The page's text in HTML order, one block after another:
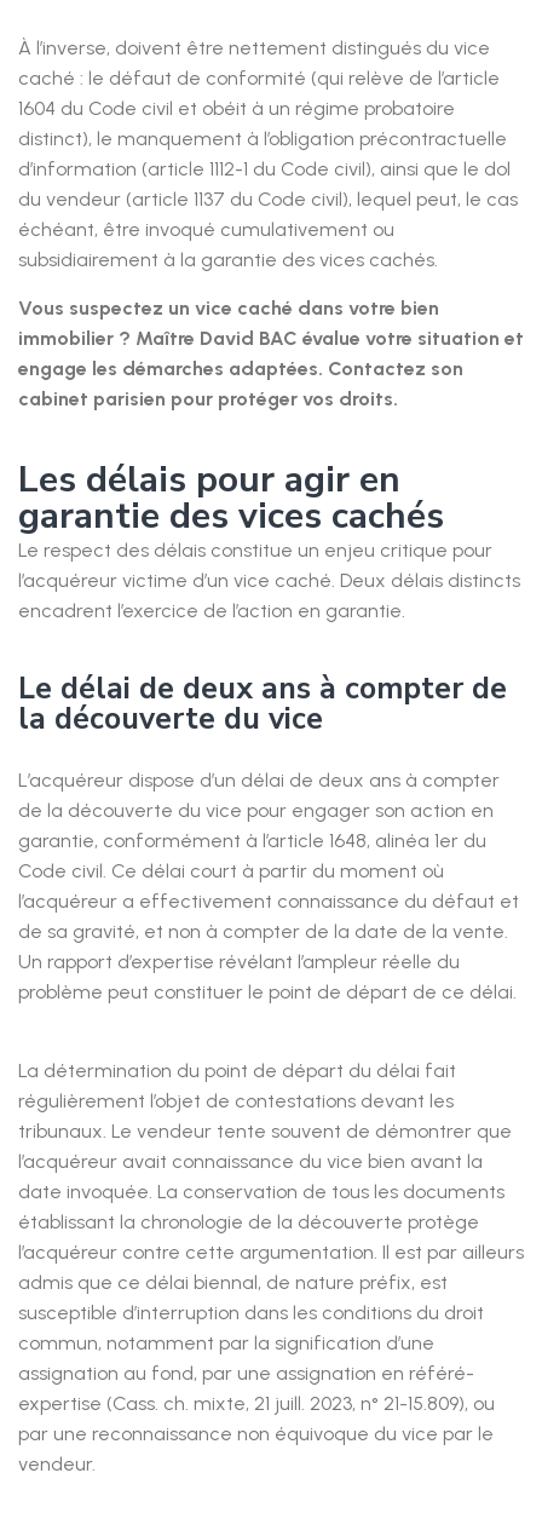
À l’inverse, doivent être nettement distingués du vice
caché : le défaut de conformité (qui relève de l’article
1604 du Code civil et obéit à un régime probatoire
distinct), le manquement à l’obligation précontractuelle
d’information (article 1112-1 du Code civil), ainsi que le dol
du vendeur (article 1137 du Code civil), lequel peut, le cas
échéant, être invoqué cumulativement ou
subsidiairement à la garantie des vices cachés.
Vous suspectez un vice caché dans votre bien
immobilier ? Maître David BAC évalue votre situation et
engage les démarches adaptées. Contactez son
cabinet parisien pour protéger vos droits.
Les délais pour agir en
garantie des vices cachés
Le respect des délais constitue un enjeu critique pour
l’acquéreur victime d’un vice caché. Deux délais distincts
encadrent l’exercice de l’action en garantie.
Le délai de deux ans à compter de
la découverte du vice
L’acquéreur dispose d’un délai de deux ans à compter
de la découverte du vice pour engager son action en
garantie, conformément à l’article 1648, alinéa 1er du
Code civil. Ce délai court à partir du moment où
l’acquéreur a effectivement connaissance du défaut et
de sa gravité, et non à compter de la date de la vente.
Un rapport d’expertise révélant l’ampleur réelle du
problème peut constituer le point de départ de ce délai.
La détermination du point de départ du délai fait
régulièrement l’objet de contestations devant les
tribunaux. Le vendeur tente souvent de démontrer que
l’acquéreur avait connaissance du vice bien avant la
date invoquée. La conservation de tous les documents
établissant la chronologie de la découverte protège
l’acquéreur contre cette argumentation. Il est par ailleurs
admis que ce délai biennal, de nature préfix, est
susceptible d’interruption dans les conditions du droit
commun, notamment par la signification d’une
assignation au fond, par une assignation en référé-
expertise (Cass. ch. mixte, 21 juill. 2023, n° 21-15.809), ou
par une reconnaissance non équivoque du vice par le
vendeur.